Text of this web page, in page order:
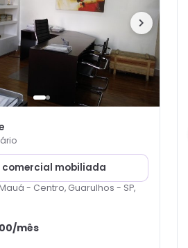
comercial mobiliada
- Centro, Guarulhos - SP,
/mês